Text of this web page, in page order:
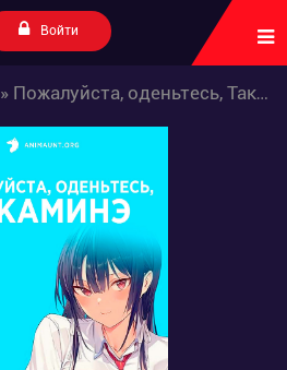
Войти
» Пожалуйста, оденьтесь, Такаминэ